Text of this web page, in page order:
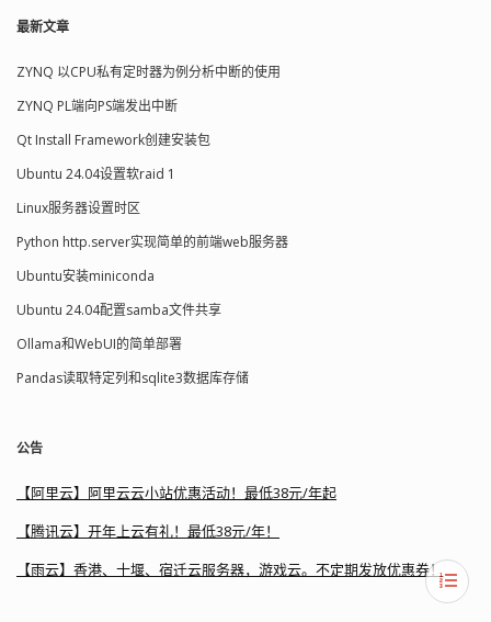
最新文章
ZYNQ 以CPU私有定时器为例分析中断的使用
ZYNQ PL端向PS端发出中断
Qt Install Framework创建安装包
Ubuntu 24.04设置软raid 1
Linux服务器设置时区
Python http.server实现简单的前端web服务器
Ubuntu安装miniconda
Ubuntu 24.04配置samba文件共享
Ollama和WebUI的简单部署
Pandas读取特定列和sqlite3数据库存储
公告
【阿里云】阿里云云小站优惠活动！最低38元/年起
【腾讯云】开年上云有礼！最低38元/年！
【雨云】香港、十堰、宿迁云服务器，游戏云。不定期发放优惠券！